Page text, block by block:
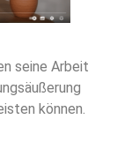
seine Arbeit
können.